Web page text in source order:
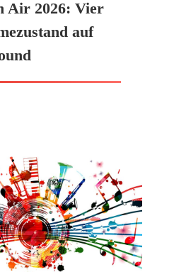
Air 2026: Vier
auf